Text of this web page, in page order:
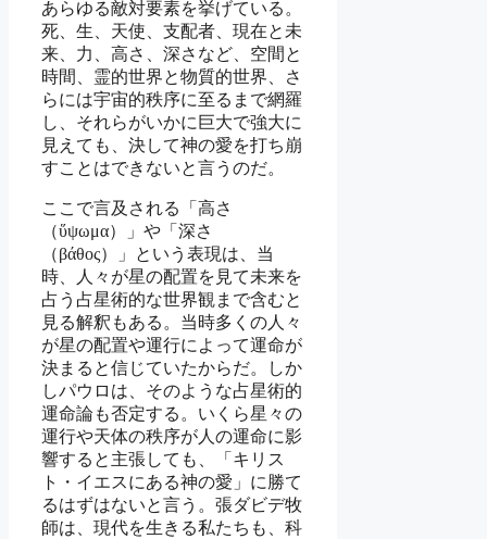
あらゆる敵対要素を挙げている。
死、生、天使、支配者、現在と未
来、力、高さ、深さなど、空間と
時間、霊的世界と物質的世界、さ
らには宇宙的秩序に至るまで網羅
し、それらがいかに巨大で強大に
見えても、決して神の愛を打ち崩
すことはできないと言うのだ。
ここで言及される「高さ
（ὕψωμα）」や「深さ
（βάθος）」という表現は、当
時、人々が星の配置を見て未来を
占う占星術的な世界観まで含むと
見る解釈もある。当時多くの人々
が星の配置や運行によって運命が
決まると信じていたからだ。しか
しパウロは、そのような占星術的
運命論も否定する。いくら星々の
運行や天体の秩序が人の運命に影
響すると主張しても、「キリス
ト・イエスにある神の愛」に勝て
るはずはないと言う。張ダビデ牧
師は、現代を生きる私たちも、科